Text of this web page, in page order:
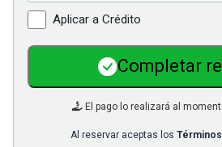
Aplicar a Crédito
Completar
El pago lo realizará al
Al reservar aceptas los